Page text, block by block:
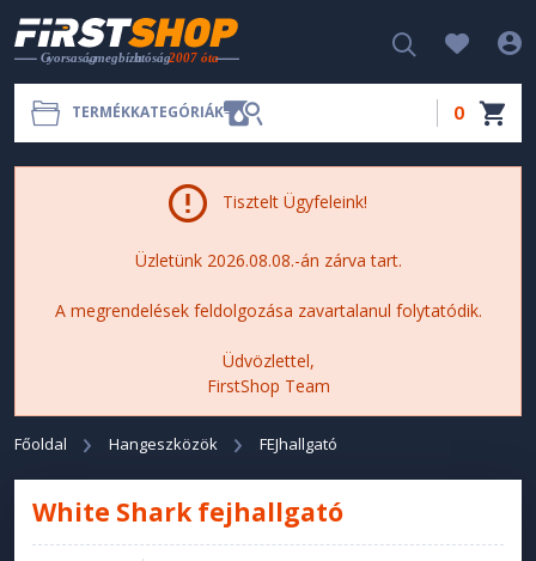
TERMÉKKATEGÓRIÁK 0
Tisztelt Ügyfeleink!
Üzletünk 2026.08.08.-án zárva tart.
A megrendelések feldolgozása zavartalanul folytatódik.
Üdvözlettel,
FirstShop Team
Főoldal Hangeszközök FEJhallgató
White Shark fejhallgató